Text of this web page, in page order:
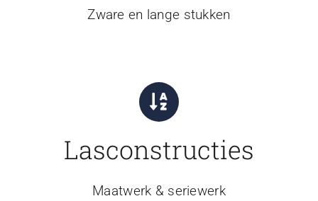
Zware en lange stukken
Lasconstructies
Maatwerk & seriewerk